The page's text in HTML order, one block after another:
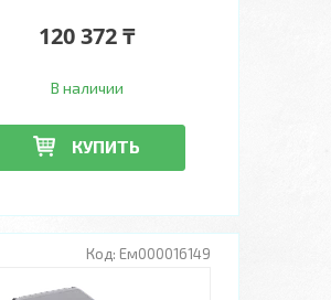
120 372 ₸
В наличии
КУПИТЬ
Ем000016149